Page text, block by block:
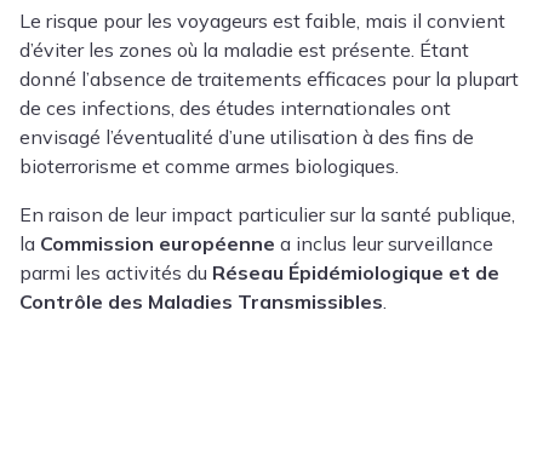
Le risque pour les voyageurs est faible, mais il convient
d’éviter les zones où la maladie est présente. Étant
donné l’absence de traitements efficaces pour la plupart
de ces infections, des études internationales ont
envisagé l’éventualité d’une utilisation à des fins de
bioterrorisme et comme armes biologiques.
En raison de leur impact particulier sur la santé publique,
la Commission européenne a inclus leur surveillance
parmi les activités du Réseau Épidémiologique et de
Contrôle des Maladies Transmissibles.